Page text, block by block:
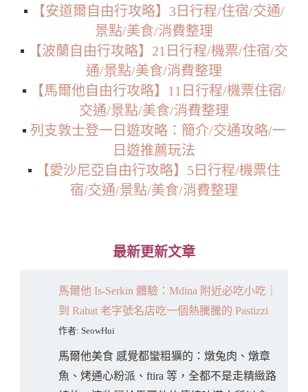
▪️
【安道爾自由行攻略】3日行程/住宿/交通/
景點/美食/消費整理
▪️
【波蘭自由行攻略】21日行程/機票/住宿/交
通/景點/美食/消費整理
▪️
【馬爾他自由行攻略】11日行程/機票住宿/
交通/景點/美食/消費整理
▪️ 列支敦士登一日遊攻略：簡介/交通攻略/一
日遊推薦玩法
▪️
【愛沙尼亞自由行攻略】5日行程/機票住
宿/交通/景點/美食/消費整理
最新更新文章
馬爾他 Is-Serkin 體驗：Mdina 附近必吃小吃｜
到 Rabat 老字號名店吃一個熱騰騰的 Pastizzi
作者: SeowHui
馬爾他美食 感覺都蠻粗獷的：燉兔肉、燉章
魚、烤通心粉派、ftira 等，全都不是走精緻路